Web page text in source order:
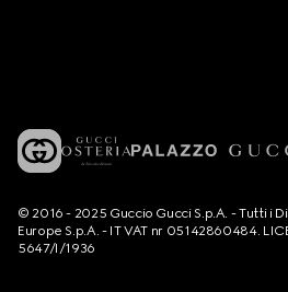
© 2016 - 2025 Guccio Gucci S.p.A. - Tutti i
Europe S.p.A. - IT VAT nr 05142860484.
5647/I/1936